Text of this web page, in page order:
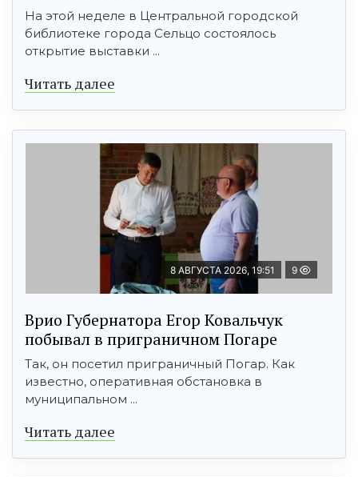
На этой неделе в Центральной городской
библиотеке города Сельцо состоялось
открытие выставки ...
Читать далее
8 АВГУСТА 2026, 19:51 9
Врио Губернатора Егор Ковальчук
побывал в приграничном Погаре
Так, он посетил приграничный Погар. Как
известно, оперативная обстановка в
муниципальном ...
Читать далее